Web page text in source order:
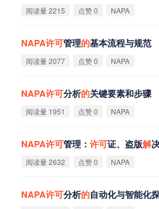
阅读量 2215 点赞 0 NAPA
NAPA许可管理的基本流程与规范
阅读量 2077 点赞 0 NAPA
NAPA许可分析的关键要素和步骤
阅读量 1951 点赞 0 NAPA
NAPA许可管理： 许可证、盗版解
阅读量 2632 点赞 0 NAPA
NAPA许可分析的自动化与智能化